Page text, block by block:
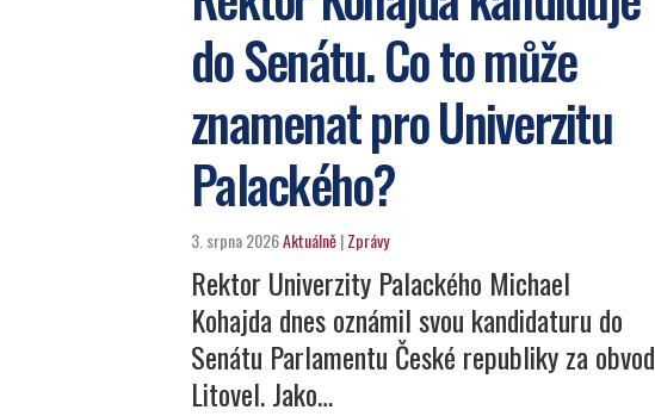
do Senátu. Co to může
znamenat pro Univerzitu
Palackého?
3. srpna 2026Aktuálně|Zprávy
Rektor Univerzity Palackého Michael
Kohajda dnes oznámil svou kandidaturu do
Senátu Parlamentu České republiky za obvod
Litovel. Jako…